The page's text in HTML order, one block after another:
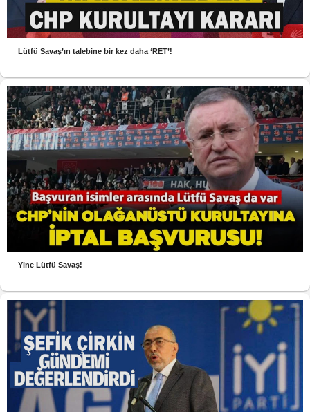
Lütfü Savaş’ın talebine bir kez daha ‘RET’!
Yine Lütfü Savaş!